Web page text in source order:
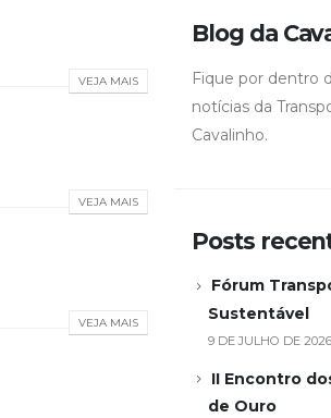
VEJA MAIS
VEJA MAIS
VEJA MAIS
Blog da
Fique por dentro
notícias da
Cavalinho.
Posts
Fórum
Sustentável
9 DE JULHO DE 2026
II Encontro
de Ouro